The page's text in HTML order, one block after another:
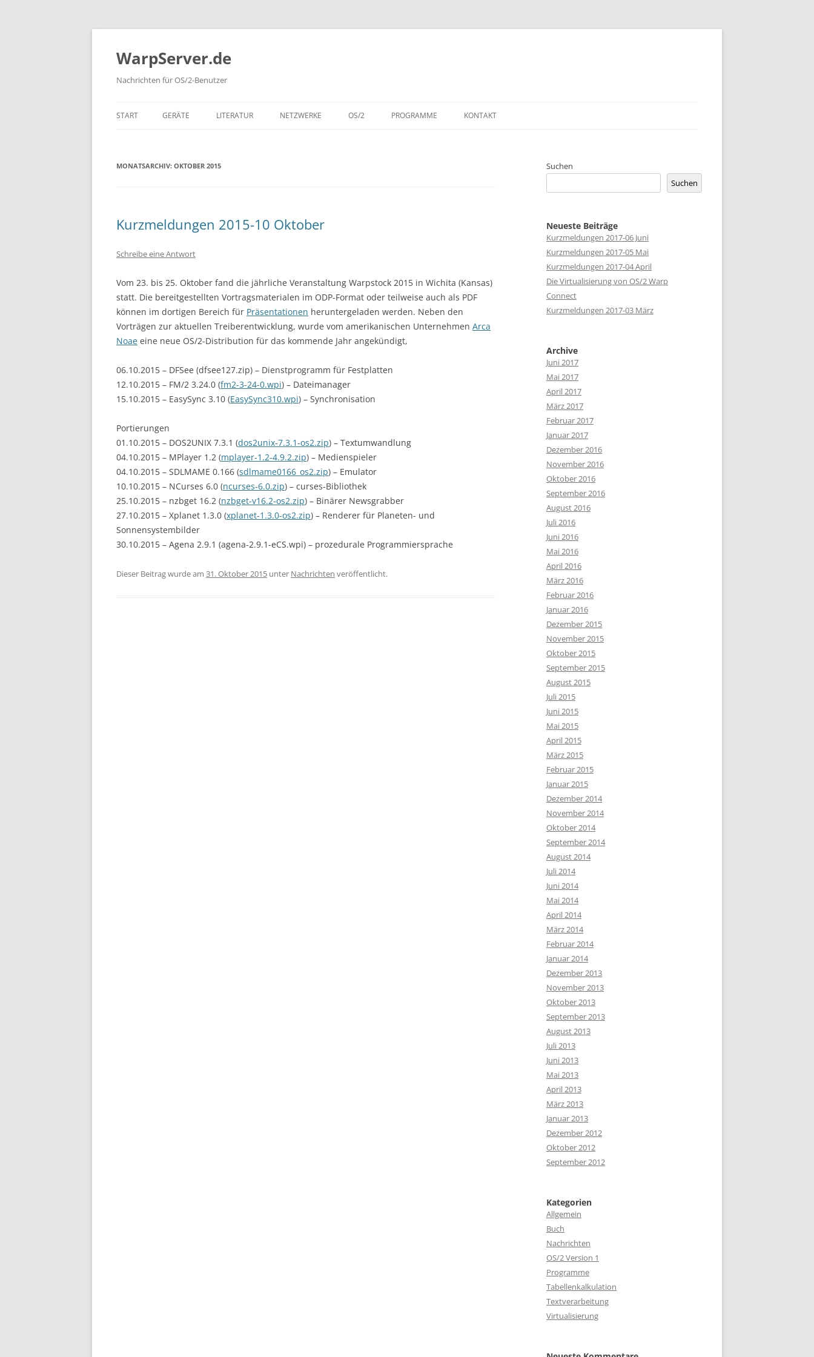
Zum
WarpServer.de
Nachrichten für OS/2-Benutzer
START GERÄTE LITERATUR
IBM REDBOOKS (1988)
IBM REDBOOKS (1989)
IBM REDBOOKS (1990)
IBM REDBOOKS (1991)
IBM REDBOOKS (1992)
IBM REDBOOKS (1994)
IBM REDBOOKS (1995)
IBM REDBOOKS (1996)
IBM REDBOOKS (1997)
NETZWERKE OS/2 PROGRAMME KONTAKT
MONATSARCHIV: OKTOBER 2015
Kurzmeldungen 2015-10 Oktober
Schreibe eine Antwort
Vom 23. bis 25. Oktober fand die jährliche Veranstaltung Warpstock 2015 in Wichita (Kansas)
statt. Die bereitgestellten Vortragsmaterialen im ODP-Format oder teilweise auch als PDF
können im dortigen Bereich für Präsentationen heruntergeladen werden. Neben den
Vorträgen zur aktuellen Treiberentwicklung, wurde vom amerikanischen Unternehmen Arca
Noae eine neue OS/2-Distribution für das kommende Jahr angekündigt,
06.10.2015 – DFSee (dfsee127.zip) – Dienstprogramm für Festplatten
12.10.2015 – FM/2 3.24.0 (fm2-3-24-0.wpi) – Dateimanager
15.10.2015 – EasySync 3.10 (EasySync310.wpi) – Synchronisation
Portierungen
01.10.2015 – DOS2UNIX 7.3.1 (dos2unix-7.3.1-os2.zip) – Textumwandlung
04.10.2015 – MPlayer 1.2 (mplayer-1.2-4.9.2.zip) – Medienspieler
04.10.2015 – SDLMAME 0.166 (sdlmame0166_os2.zip) – Emulator
10.10.2015 – NCurses 6.0 (ncurses-6.0.zip) – curses-Bibliothek
25.10.2015 – nzbget 16.2 (nzbget-v16.2-os2.zip) – Binärer Newsgrabber
27.10.2015 – Xplanet 1.3.0 (xplanet-1.3.0-os2.zip) – Renderer für Planeten- und
Sonnensystembilder
30.10.2015 – Agena 2.9.1 (agena-2.9.1-eCS.wpi) – prozedurale Programmiersprache
Dieser Beitrag wurde am 31. Oktober 2015 unter Nachrichten veröffentlicht.
Suchen
Suchen
Neueste Beiträge
Kurzmeldungen 2017-06 Juni
Kurzmeldungen 2017-05 Mai
Kurzmeldungen 2017-04 April
Die Virtualisierung von OS/2 Warp
Connect
Kurzmeldungen 2017-03 März
Archive
Juni 2017
Mai 2017
April 2017
März 2017
Februar 2017
Januar 2017
Dezember 2016
November 2016
Oktober 2016
September 2016
August 2016
Juli 2016
Juni 2016
Mai 2016
April 2016
März 2016
Februar 2016
Januar 2016
Dezember 2015
November 2015
Oktober 2015
September 2015
August 2015
Juli 2015
Juni 2015
Mai 2015
April 2015
März 2015
Februar 2015
Januar 2015
Dezember 2014
November 2014
Oktober 2014
September 2014
August 2014
Juli 2014
Juni 2014
Mai 2014
April 2014
März 2014
Februar 2014
Januar 2014
Dezember 2013
November 2013
Oktober 2013
September 2013
August 2013
Juli 2013
Juni 2013
Mai 2013
April 2013
März 2013
Januar 2013
Dezember 2012
Oktober 2012
September 2012
Kategorien
Allgemein
Buch
Nachrichten
OS/2 Version 1
Programme
Tabellenkalkulation
Textverarbeitung
Virtualisierung